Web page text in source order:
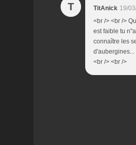
T TitAnick 19/
<br /> <br />
est faible tu
connaître les
d'aubergines...
<br /> <br />